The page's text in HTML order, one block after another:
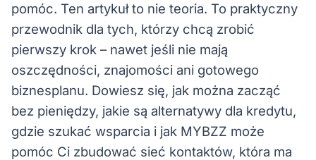
pomóc. Ten artykuł to nie teoria. To praktyczny
przewodnik dla tych, którzy chcą zrobić
pierwszy krok – nawet jeśli nie mają
oszczędności, znajomości ani gotowego
biznesplanu. Dowiesz się, jak można zacząć
bez pieniędzy, jakie są alternatywy dla kredytu,
gdzie szukać wsparcia i jak MYBZZ może
pomóc Ci zbudować sieć kontaktów, która ma